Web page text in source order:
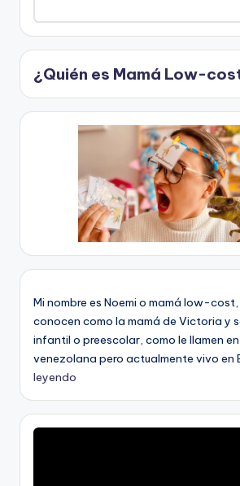
¿Quién es Mamá Low-
Mi nombre es Noemi o mamá low-
conocen como la mamá de Victoria y
infantil o preescolar, como le llamen
venezolana pero actualmente vivo en
leyendo